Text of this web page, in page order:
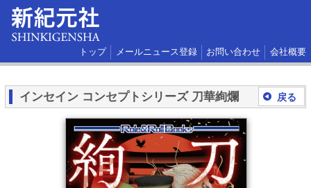
トップ メールニュース登録 お問い合わせ 会社概要
戻る
インセイン コンセプトシリーズ 刀華絢爛